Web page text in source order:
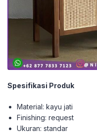
Spesifikasi Produk
Material: kayu jati
Finishing: request
Ukuran: standar